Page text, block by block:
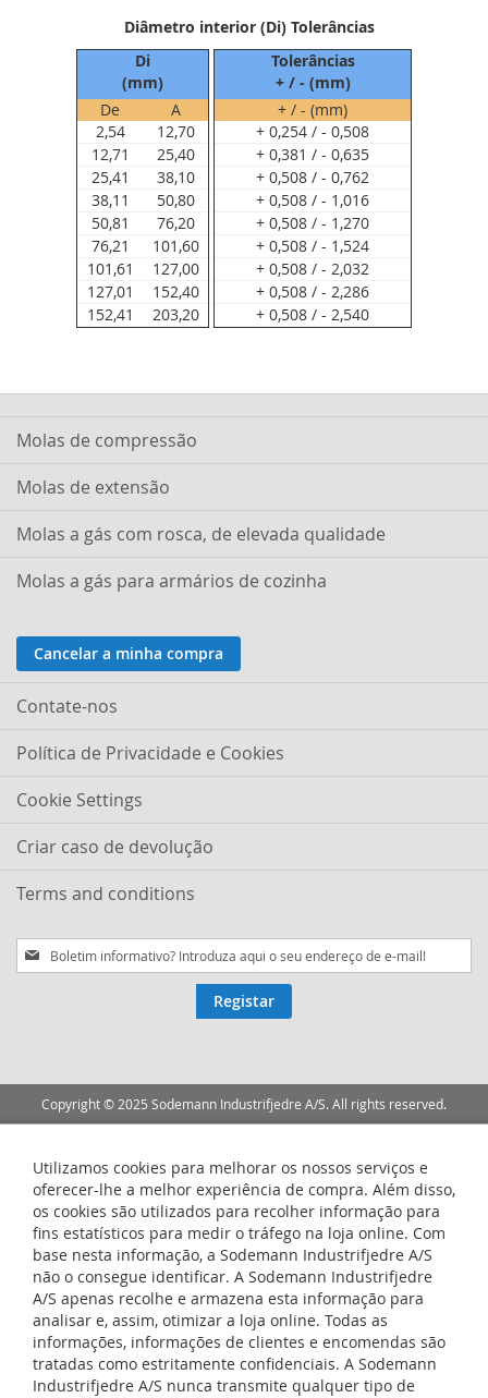
Diâmetro interior (Di) Tolerâncias
Di
(mm)
De
A
2,54
12,70
12,71
25,40
25,41
38,10
38,11
50,80
50,81
76,20
76,21
101,60
101,61
127,00
127,01
152,40
152,41
203,20
Tolerâncias
+ / - (mm)
+ / - (mm)
+ 0,254 / - 0,508
+ 0,381 / - 0,635
+ 0,508 / - 0,762
+ 0,508 / - 1,016
+ 0,508 / - 1,270
+ 0,508 / - 1,524
+ 0,508 / - 2,032
+ 0,508 / - 2,286
+ 0,508 / - 2,540
Molas de compressão
Molas de extensão
Molas a gás com rosca, de elevada qualidade
Molas a gás para armários de cozinha
Cancelar a minha compra
Contate-nos
Política de Privacidade e Cookies
Cookie Settings
Criar caso de devolução
Terms and conditions
Subscreva
a
Registar
Copyright © 2025 Sodemann Industrifjedre A/S. All rights reserved.
Utilizamos cookies para melhorar os nossos serviços e
oferecer-lhe a melhor experiência de compra. Além disso,
os cookies são utilizados para recolher informação para
fins estatísticos para medir o tráfego na loja online. Com
base nesta informação, a Sodemann Industrifjedre A/S
não o consegue identificar. A Sodemann Industrifjedre
A/S apenas recolhe e armazena esta informação para
analisar e, assim, otimizar a loja online. Todas as
informações, informações de clientes e encomendas são
tratadas como estritamente confidenciais. A Sodemann
Industrifjedre A/S nunca transmite qualquer tipo de